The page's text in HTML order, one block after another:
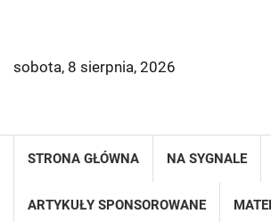
sobota, 8 sierpnia, 2026
STRONA GŁÓWNA NA SYGNALE
ARTYKUŁY SPONSOROWANE